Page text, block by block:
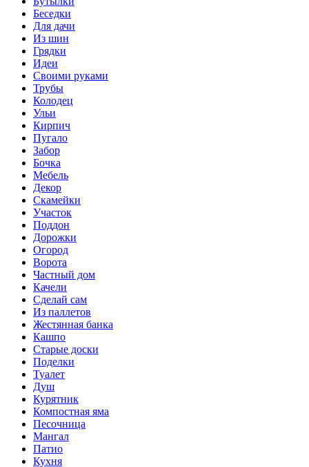
Беседки
Для дачи
Из шин
Грядки
Идеи
Своими руками
Трубы
Колодец
Ульи
Кирпич
Пугало
Забор
Бочка
Мебель
Декор
Скамейки
Участок
Поддон
Дорожки
Огород
Ворота
Частный дом
Качели
Сделай сам
Из паллетов
Жестянная банка
Кашпо
Старые доски
Поделки
Туалет
Душ
Курятник
Компостная яма
Песочница
Мангал
Патио
Кухня